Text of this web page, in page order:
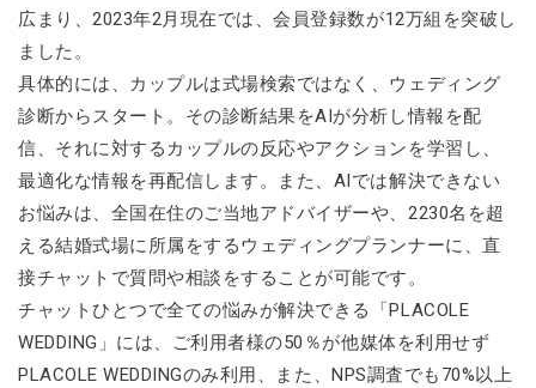
広まり、2023年2月現在では、会員登録数が12万組を突破し
ました。
具体的には、カップルは式場検索ではなく、ウェディング
診断からスタート。その診断結果をAIが分析し情報を配
信、それに対するカップルの反応やアクションを学習し、
最適化な情報を再配信します。また、AIでは解決できない
お悩みは、全国在住のご当地アドバイザーや、2230名を超
える結婚式場に所属をするウェディングプランナーに、直
接チャットで質問や相談をすることが可能です。
チャットひとつで全ての悩みが解決できる「PLACOLE
WEDDING」には、ご利用者様の50％が他媒体を利用せず
PLACOLE WEDDINGのみ利用、また、NPS調査でも70%以上